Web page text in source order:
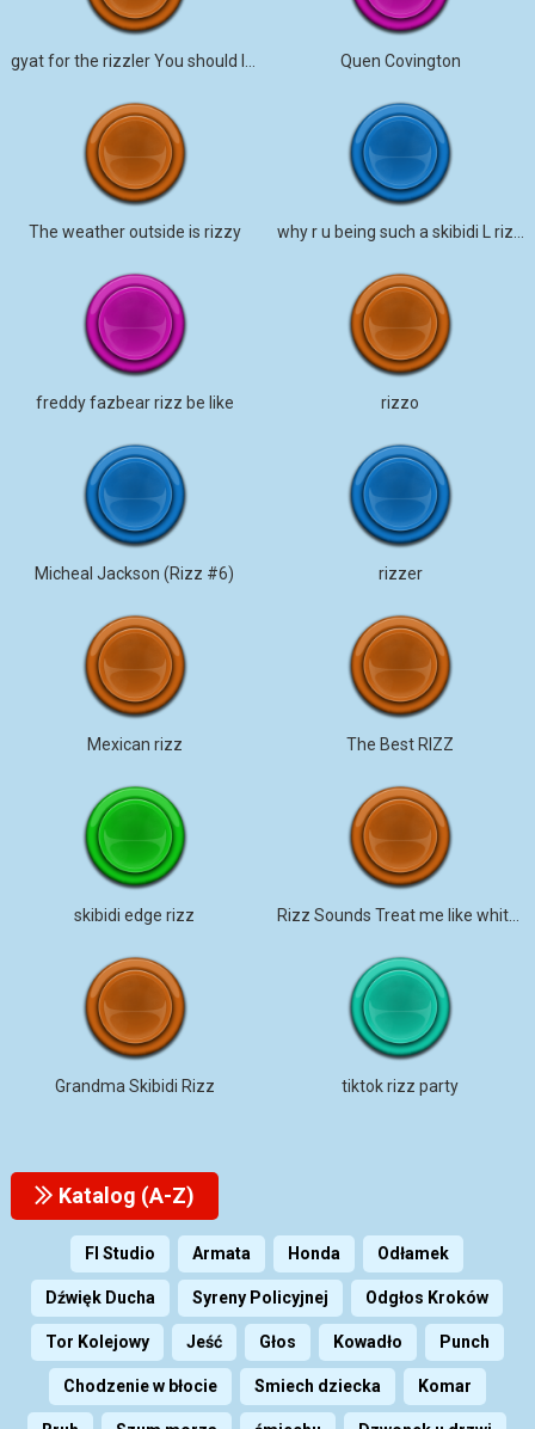
Quen Covington
The weather outside is rizzy
freddy fazbear rizz be like rizzo
Micheal Jackson (Rizz #6) rizzer
Mexican rizz The Best RIZZ
skibidi edge rizz Rizz Sounds Treat me like white T
Grandma Skibidi Rizz tiktok rizz party
Katalog (A-Z)
Fl Studio Armata Honda Odłamek
Dźwięk Ducha Syreny Policyjnej Odgłos Kroków
Tor Kolejowy Jeść Głos Kowadło Punch
Chodzenie w błocie Smiech dziecka Komar